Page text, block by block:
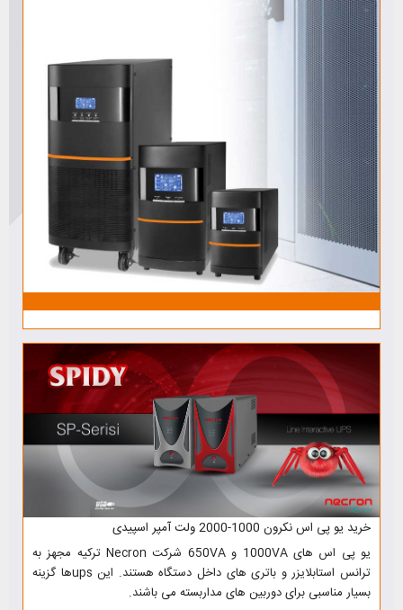
خرید یو پی اس نکرون 1000-2000 ولت آمپر اسپیدی
یو پی اس های 1000VA و 650VA شرکت Necron ترکیه مجهز به
ترانس استابلایزر و باتری های داخل دستگاه هستند. این upsها گزینه
بسیار مناسبی برای دوربین های مداربسته می باشند.